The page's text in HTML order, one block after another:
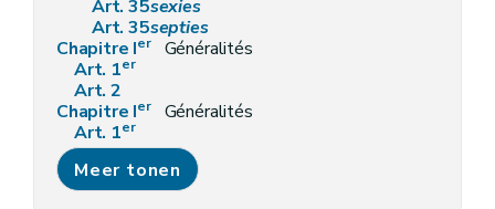
Art. 35sexies
Art. 35septies
Chapitre Ier
Généralités
Art. 1er
Art. 2
Chapitre Ier
Généralités
Art. 1er
Art. 2
Chapitre II Désignation des gestionnaires de réseaux
Art. 3
Meer tonen